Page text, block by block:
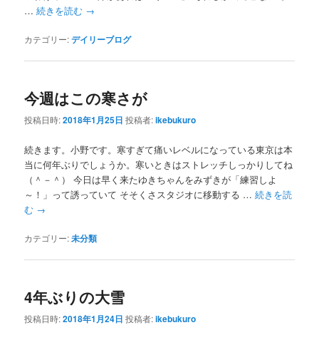
…続きを読む →
カテゴリー:デイリーブログ
今週はこの寒さが
投稿日時:2018年1月25日 投稿者:ikebukuro
続きます。小野です。寒すぎて痛いレベルになっている東京は本
当に何年ぶりでしょうか。寒いときはストレッチしっかりしてね
（＾－＾） 今日は早く来たゆきちゃんをみずきが「練習しよ
～！」って誘っていて そそくさスタジオに移動する …続きを読
む →
カテゴリー:未分類
4年ぶりの大雪
投稿日時:2018年1月24日 投稿者:ikebukuro